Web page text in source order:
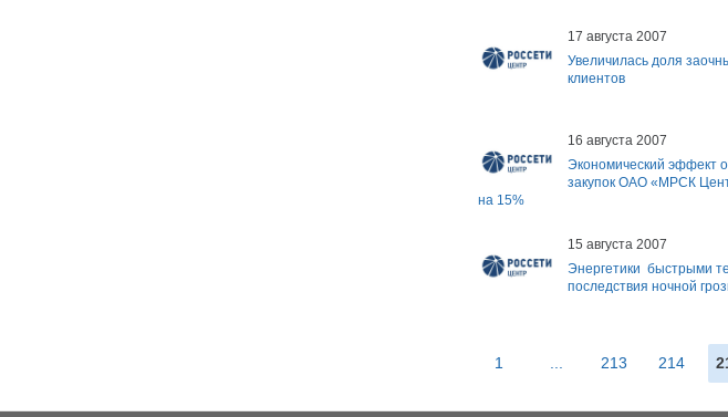
17 августа 2007
Увеличилась доля
клиентов
16 августа 2007
Экономический эффект
закупок ОАО «МРСК
на 15%
15 августа 2007
Энергетики быстрыми
последствия ночной
1 ... 213 214